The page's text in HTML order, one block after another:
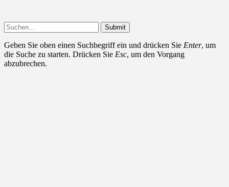
Submit
Geben Sie oben einen Suchbegriff ein und drücken Sie Enter, um
die Suche zu starten. Drücken Sie Esc, um den Vorgang
abzubrechen.